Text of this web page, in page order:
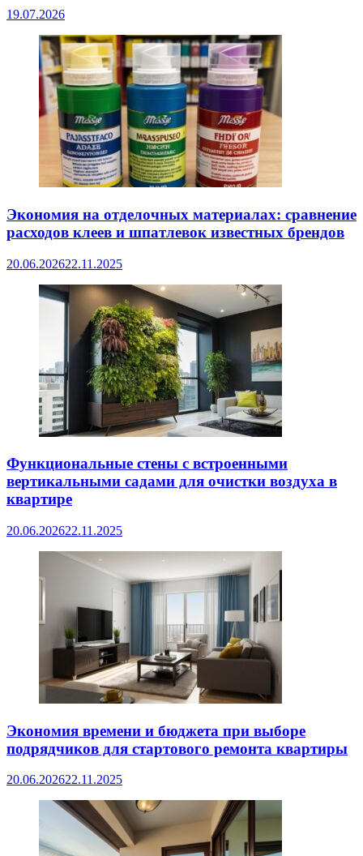
19.07.2026
Экономия на отделочных материалах: сравнение
расходов клеев и шпатлевок известных брендов
20.06.202622.11.2025
Функциональные стены с встроенными
вертикальными садами для очистки воздуха в
квартире
20.06.202622.11.2025
Экономия времени и бюджета при выборе
подрядчиков для стартового ремонта квартиры
20.06.202622.11.2025